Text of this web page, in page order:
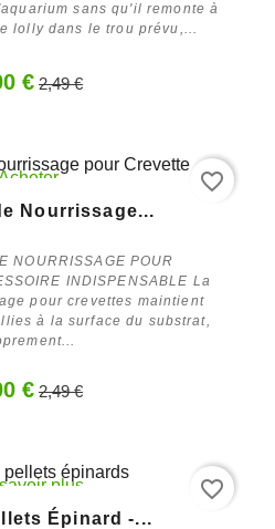
sans qu'il remonte à
lolly dans le trou prévu,...
€ 2,49 €
Acheter
Nourrissage...
NOURRISSAGE POUR
INDISPENSABLE La
pour crevettes maintient
à la surface du substrat,
€ 2,49 €
favorite_border
plus
Épinard -...
favorite_border